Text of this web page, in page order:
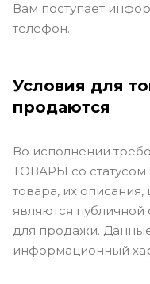
Вам поступает
телефон.
Условия для
продаются
Во исполнении
ТОВАРЫ со статусом
товара, их
являются
для продажи.
информационный